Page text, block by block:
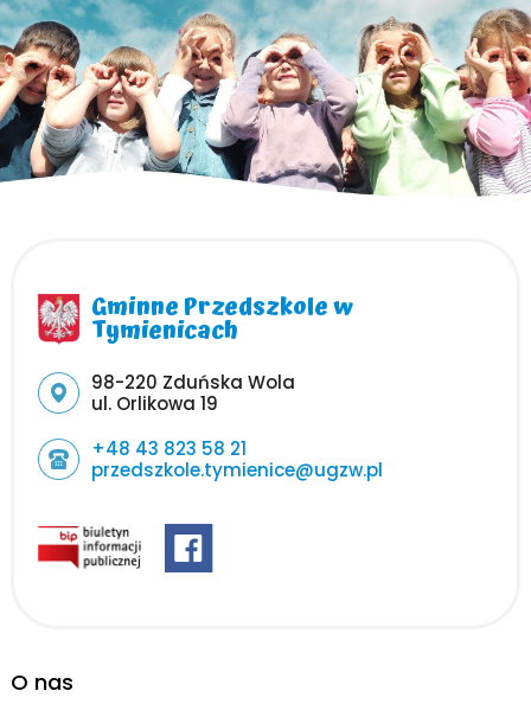
Gminne Przedszkole w
Tymienicach
Adres pocztowy:
98-220 Zduńska Wola
ul. Orlikowa 19
+48 43 823 58 21
przedszkole.tymienice@ugzw.pl
O nas